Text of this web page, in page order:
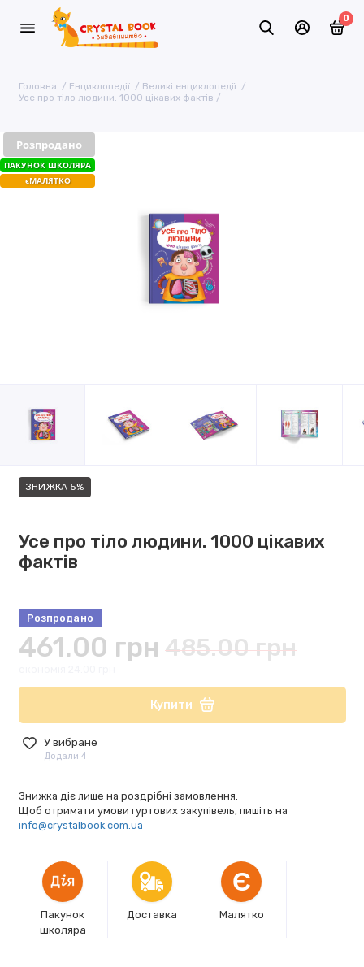
0
Головна Енциклопедії
Великі енциклопедії
Усе про тіло людини. 1000 цікавих фактів
Розпродано
ПАКУНОК ШКОЛЯРА
єМАЛЯТКО
ЗНИЖКА 5%
Усе про тіло людини. 1000 цікавих
фактів
Розпродано
461.00 грн 485.00 грн
Купити
У вибране
Додали 4
Знижка діє лише на роздрібні замовлення.
Щоб отримати умови гуртових закупівель, пишіть на
info@crystalbook.com.ua
Пакунок
школяра
Доставка
Є
Малятко